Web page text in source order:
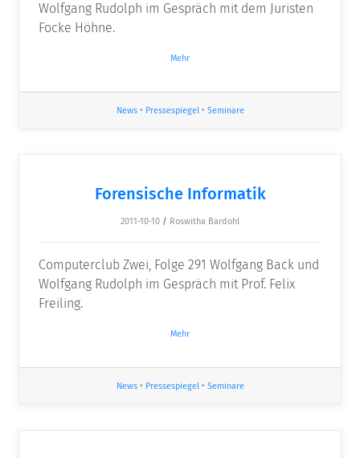
Wolfgang Rudolph im Gespräch mit dem Juristen
Focke Höhne.
Mehr
News• Pressespiegel• Seminare
Forensische Informatik
2011-10-10 / Roswitha Bardohl
Computerclub Zwei, Folge 291 Wolfgang Back und
Wolfgang Rudolph im Gespräch mit Prof. Felix
Freiling.
Mehr
News• Pressespiegel • Seminare